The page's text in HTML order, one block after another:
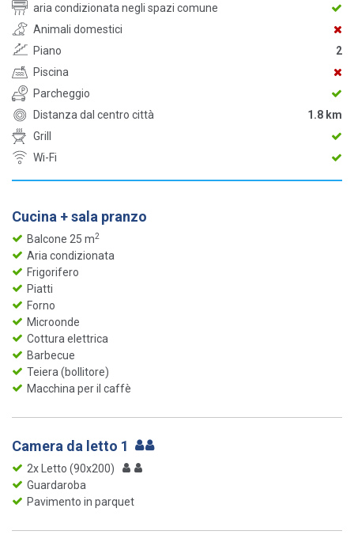
aria condizionata negli spazi comune
Animali domestici
Piano
2
Piscina
Parcheggio
Distanza dal centro città
1.8 km
Grill
Wi-Fi
Cucina + sala pranzo
Balcone 25 m2
Aria condizionata
Frigorifero
Piatti
Forno
Microonde
Cottura elettrica
Barbecue
Teiera (bollitore)
Macchina per il caffè
Camera da letto 1
2x Letto (90x200)
Guardaroba
Pavimento in parquet